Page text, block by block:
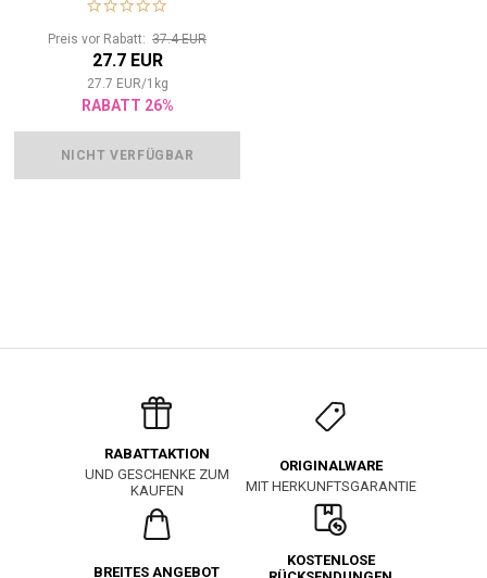
Preis vor Rabatt: 37.4 EUR
27.7 EUR
27.7 EUR/1 kg
RABATT 26%
NICHT VERFÜGBAR
RABATTAKTION
UND GESCHENKE ZUM
KAUFEN
ORIGINALWARE
MIT HERKUNFTSGARANTIE
BREITES ANGEBOT
KOSTENLOSE